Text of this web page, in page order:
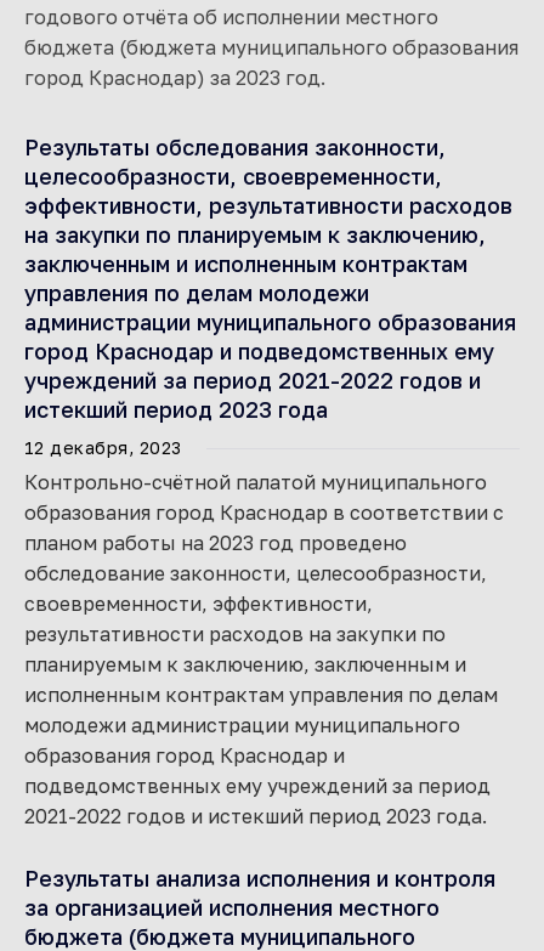
годового отчёта об исполнении местного
бюджета (бюджета муниципального образования
город Краснодар) за 2023 год.
Результаты обследования законности,
целесообразности, своевременности,
эффективности, результативности расходов
на закупки по планируемым к заключению,
заключенным и исполненным контрактам
управления по делам молодежи
администрации муниципального образования
город Краснодар и подведомственных ему
учреждений за период 2021-2022 годов и
истекший период 2023 года
12 декабря, 2023
Контрольно-счётной палатой муниципального
образования город Краснодар в соответствии с
планом работы на 2023 год проведено
обследование законности, целесообразности,
своевременности, эффективности,
результативности расходов на закупки по
планируемым к заключению, заключенным и
исполненным контрактам управления по делам
молодежи администрации муниципального
образования город Краснодар и
подведомственных ему учреждений за период
2021-2022 годов и истекший период 2023 года.
Результаты анализа исполнения и контроля
за организацией исполнения местного
бюджета (бюджета муниципального